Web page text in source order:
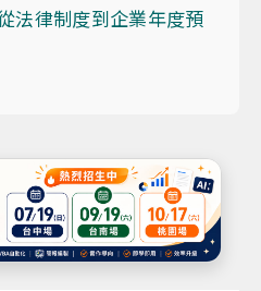
法律制度到企業年度預